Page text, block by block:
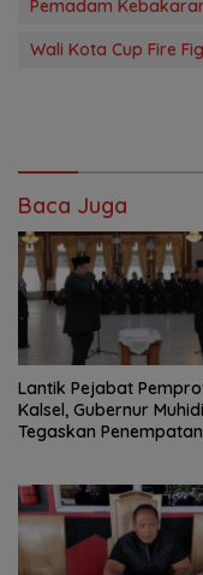
Pemadam
Wali Kota Cup Fire
Baca Juga
Lantik Pejabat
Kalsel, Gubernur
Tegaskan Penempatan